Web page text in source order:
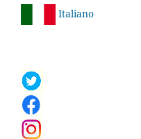
Italiano